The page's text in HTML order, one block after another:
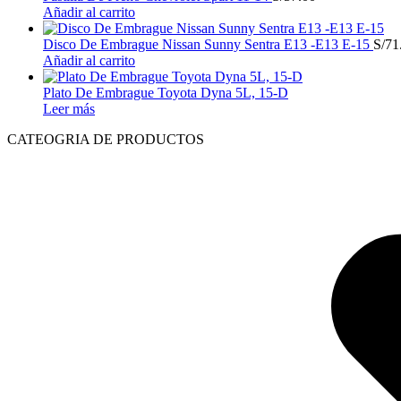
Añadir al carrito
Disco De Embrague Nissan Sunny Sentra E13 -E13 E-15 S/
Añadir al carrito
Plato De Embrague Toyota Dyna 5L, 15-D
Leer más
CATEOGRIA DE PRODUCTOS